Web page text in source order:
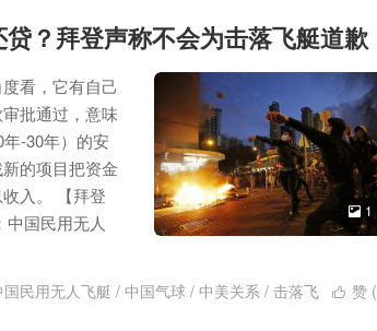
？拜登声称不会为击落飞艇道歉
 1
看，它有自己
批通过，意味
-30年）的安
的项目把资金
入。 【拜登
国民用无人
 赞 (
国民用无人飞艇 / 中国气球 / 中美关系 / 击落飞